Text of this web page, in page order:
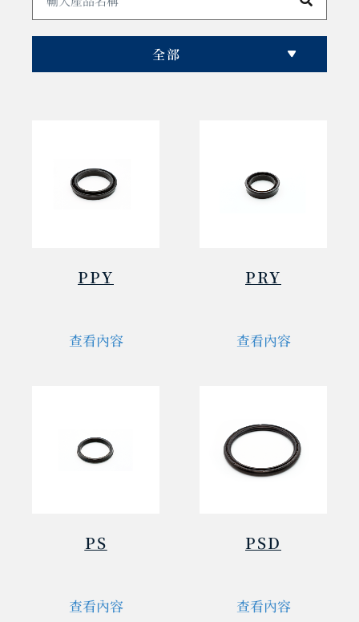
全部
PPY
查看內容
PRY
查看內容
PS
查看內容
PSD
查看內容